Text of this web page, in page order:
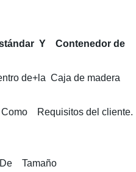
Y Contenedor de
de+la Caja de madera
Requisitos del cliente.
Tamaño